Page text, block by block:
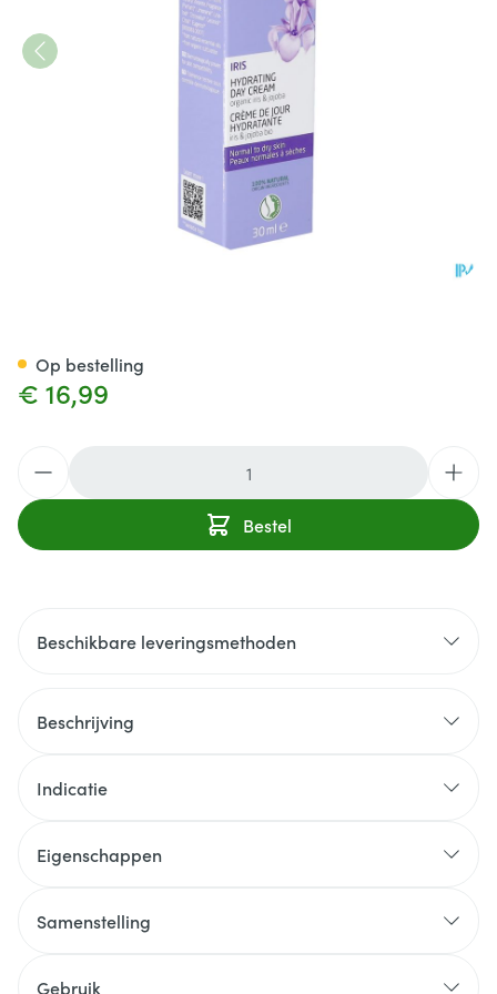
€ 16,99
Bestel
Op bestelling
Beschikbare leveringsmethoden
Beschrijving
Indicatie
Eigenschappen
Samenstelling
Gebruik